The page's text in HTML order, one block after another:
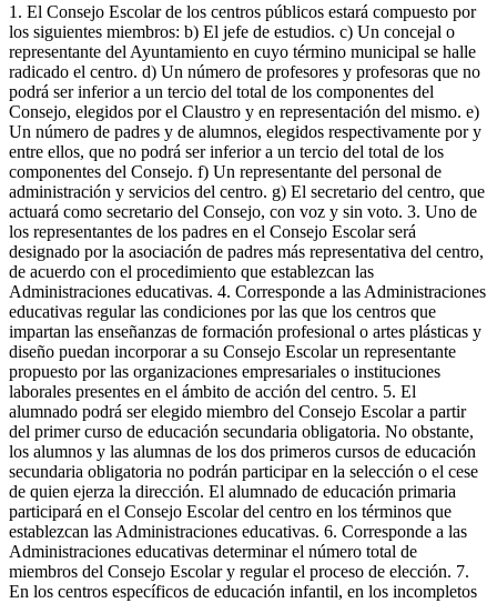
1. El Consejo Escolar de los centros públicos estará compuesto por
los siguientes miembros: b) El jefe de estudios. c) Un concejal o
representante del Ayuntamiento en cuyo término municipal se halle
radicado el centro. d) Un número de profesores y profesoras que no
podrá ser inferior a un tercio del total de los componentes del
Consejo, elegidos por el Claustro y en representación del mismo. e)
Un número de padres y de alumnos, elegidos respectivamente por y
entre ellos, que no podrá ser inferior a un tercio del total de los
componentes del Consejo. f) Un representante del personal de
administración y servicios del centro. g) El secretario del centro, que
actuará como secretario del Consejo, con voz y sin voto. 3. Uno de
los representantes de los padres en el Consejo Escolar será
designado por la asociación de padres más representativa del centro,
de acuerdo con el procedimiento que establezcan las
Administraciones educativas. 4. Corresponde a las Administraciones
educativas regular las condiciones por las que los centros que
impartan las enseñanzas de formación profesional o artes plásticas y
diseño puedan incorporar a su Consejo Escolar un representante
propuesto por las organizaciones empresariales o instituciones
laborales presentes en el ámbito de acción del centro. 5. El
alumnado podrá ser elegido miembro del Consejo Escolar a partir
del primer curso de educación secundaria obligatoria. No obstante,
los alumnos y las alumnas de los dos primeros cursos de educación
secundaria obligatoria no podrán participar en la selección o el cese
de quien ejerza la dirección. El alumnado de educación primaria
participará en el Consejo Escolar del centro en los términos que
establezcan las Administraciones educativas. 6. Corresponde a las
Administraciones educativas determinar el número total de
miembros del Consejo Escolar y regular el proceso de elección. 7.
En los centros específicos de educación infantil, en los incompletos